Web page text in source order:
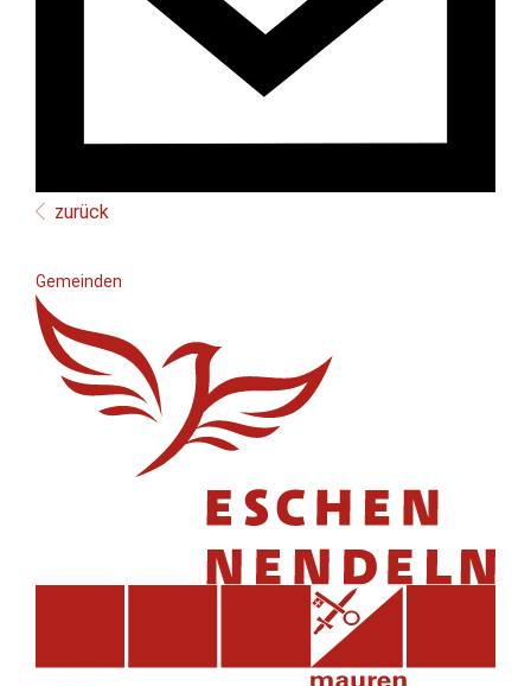
zurück
Gemeinden